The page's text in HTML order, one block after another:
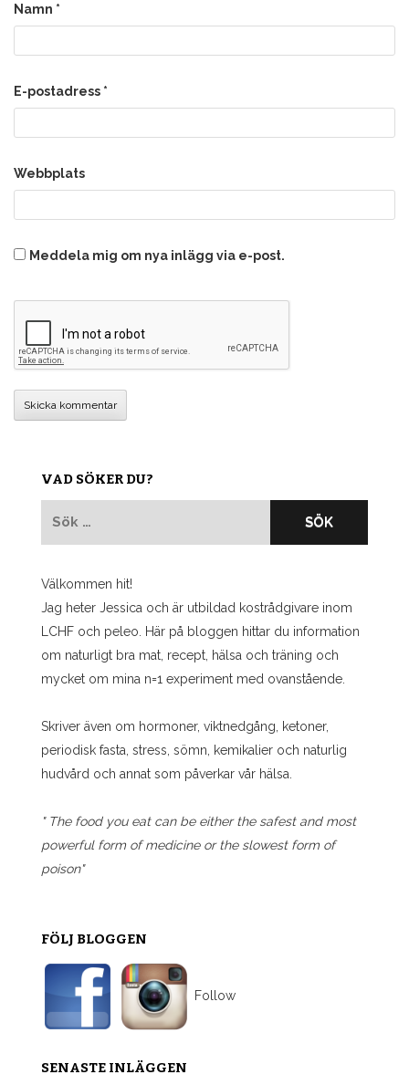
Namn *
E-postadress *
Webbplats
Meddela mig om nya inlägg via e-post.
VAD SÖKER DU?
Välkommen hit!
Jag heter Jessica och är utbildad kostrådgivare inom
LCHF och peleo. Här på bloggen hittar du information
om naturligt bra mat, recept, hälsa och träning och
mycket om mina n=1 experiment med ovanstående.
Skriver även om hormoner, viktnedgång, ketoner,
periodisk fasta, stress, sömn, kemikalier och naturlig
hudvård och annat som påverkar vår hälsa.
" The food you eat can be either the safest and most
powerful form of medicine or the slowest form of
poison"
FÖLJ BLOGGEN
Follow
SENASTE INLÄGGEN